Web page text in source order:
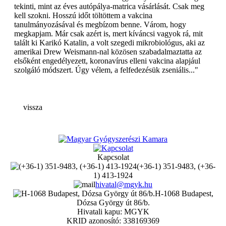
tekinti, mint az éves autópálya-matrica vásárlását. Csak meg
kell szokni. Hosszú időt töltöttem a vakcina
tanulmányozásával és megbízom benne. Várom, hogy
megkapjam. Már csak azért is, mert kíváncsi vagyok rá, mit
talált ki Karikó Katalin, a volt szegedi mikrobiológus, aki az
amerikai Drew Weismann-nal közösen szabadalmaztatta az
elsőként engedélyezett, koronavírus elleni vakcina alapjául
szolgáló módszert. Úgy vélem, a felfedezésük zseniális..."
vissza
Kapcsolat
(+36-1) 351-9483, (+36-
1) 413-1924
hivatal@mgyk.hu
H-1068 Budapest,
Dózsa György út 86/b.
Hivatali kapu: MGYK
KRID azonosító: 338169369